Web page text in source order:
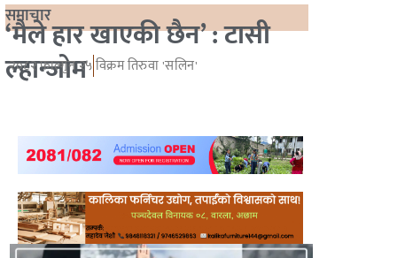
समाचार
‘मैले हार खाएकी छैन’ : टासी
ल्हान्जोम
२०८२ फाल्गुन २५विक्रम तिरुवा 'सलिन'